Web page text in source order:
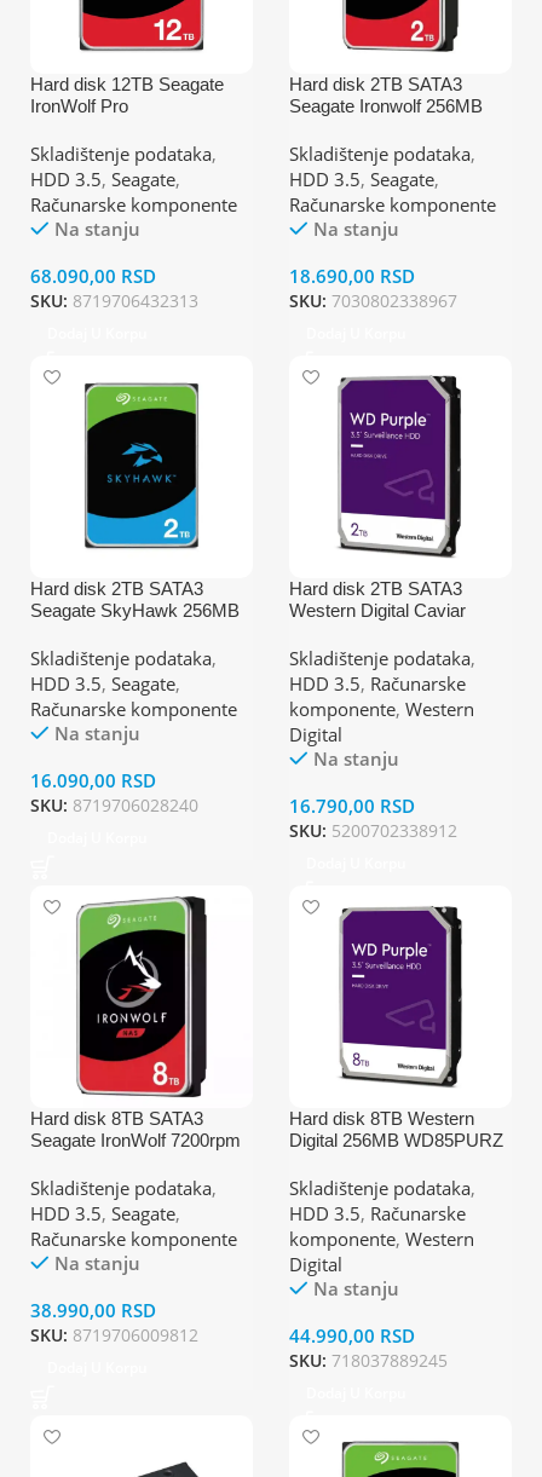
Hard disk 12TB Seagate
IronWolf Pro
Skladištenje podataka,
HDD 3.5, Seagate,
Računarske komponente
Na stanju
68.090,00 RSD
SKU: 8719706432313
Hard disk 2TB SATA3
Seagate Ironwolf 256MB
Skladištenje podataka,
HDD 3.5, Seagate,
Računarske komponente
Na stanju
18.690,00 RSD
SKU: 7030802338967
Hard disk 2TB SATA3
Seagate SkyHawk 256MB
Skladištenje podataka,
HDD 3.5, Seagate,
Računarske komponente
Na stanju
16.090,00 RSD
SKU: 8719706028240
Hard disk 2TB SATA3
Western Digital Caviar
Skladištenje podataka,
HDD 3.5, Računarske
komponente, Western
Digital
Na stanju
16.790,00 RSD
SKU: 5200702338912
Hard disk 8TB SATA3
Seagate IronWolf 7200rpm
Skladištenje podataka,
HDD 3.5, Seagate,
Računarske komponente
Na stanju
38.990,00 RSD
SKU: 8719706009812
Hard disk 8TB Western
Digital 256MB WD85PURZ
Skladištenje podataka,
HDD 3.5, Računarske
komponente, Western
Digital
Na stanju
44.990,00 RSD
SKU: 718037889245